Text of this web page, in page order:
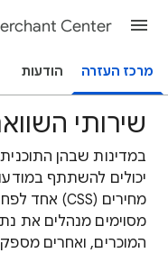
מרכז העזרה הודעות
שירותי
יכולים להשתתף
מסוימים מנהלים את
המוכרים, ואחרים